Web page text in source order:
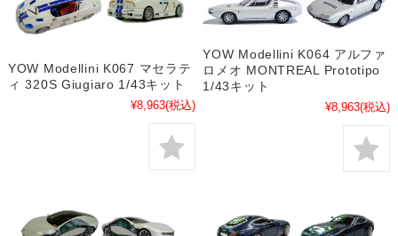
YOW Modellini K067 マセラテ
ィ 320S Giugiaro 1/43キット
¥8,963(税込)
YOW Modellini K064 アルファ
ロメオ MONTREAL Prototipo
1/43キット
¥8,963(税込)